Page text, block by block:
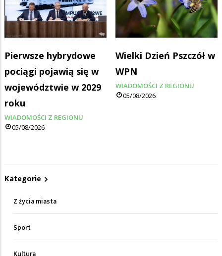
Pierwsze hybrydowe
pociągi pojawią się w
województwie w 2029
roku
WIADOMOŚCI Z REGIONU
05/08/2026
Wielki Dzień Pszczół w
WPN
WIADOMOŚCI Z REGIONU
05/08/2026
Kategorie
Z życia miasta
Sport